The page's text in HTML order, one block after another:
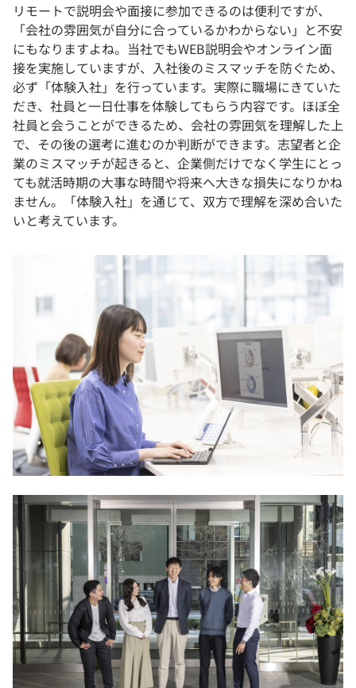
リモートで説明会や面接に参加できるのは便利ですが、
「会社の雰囲気が自分に合っているかわからない」と不安
にもなりますよね。当社でもWEB説明会やオンライン面
接を実施していますが、入社後のミスマッチを防ぐため、
必ず「体験入社」を行っています。実際に職場にきていた
だき、社員と一日仕事を体験してもらう内容です。ほぼ全
社員と会うことができるため、会社の雰囲気を理解した上
で、その後の選考に進むのか判断ができます。志望者と企
業のミスマッチが起きると、企業側だけでなく学生にとっ
ても就活時期の大事な時間や将来へ大きな損失になりかね
ません。「体験入社」を通じて、双方で理解を深め合いた
いと考えています。